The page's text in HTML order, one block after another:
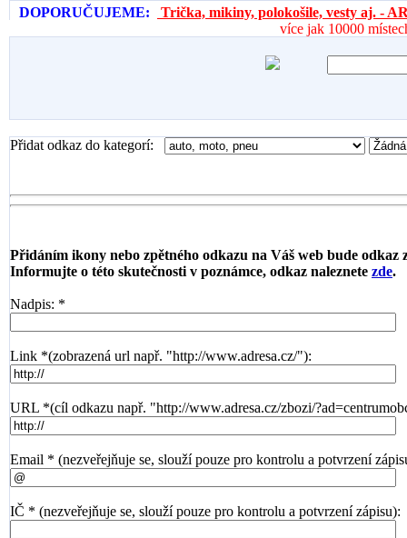
DOPORUČUJEME:
Trička, mikiny, polokošile, vesty aj. -
více jak 10000
Přidat odkaz do kategorí:
Přidáním ikony nebo zpětného odkazu na Váš web bude odkaz
Informujte o této skutečnosti v poznámce, odkaz naleznete zde.
Nadpis: *
Link *(zobrazená url např. "http://www.adresa.cz/"):
URL *(cíl odkazu např. "http://www.adresa.cz/zbozi/
Email * (nezveřejňuje se, slouží pouze pro kontrolu a potvrzení
IČ * (nezveřejňuje se, slouží pouze pro kontrolu a potvrzení zápisu):